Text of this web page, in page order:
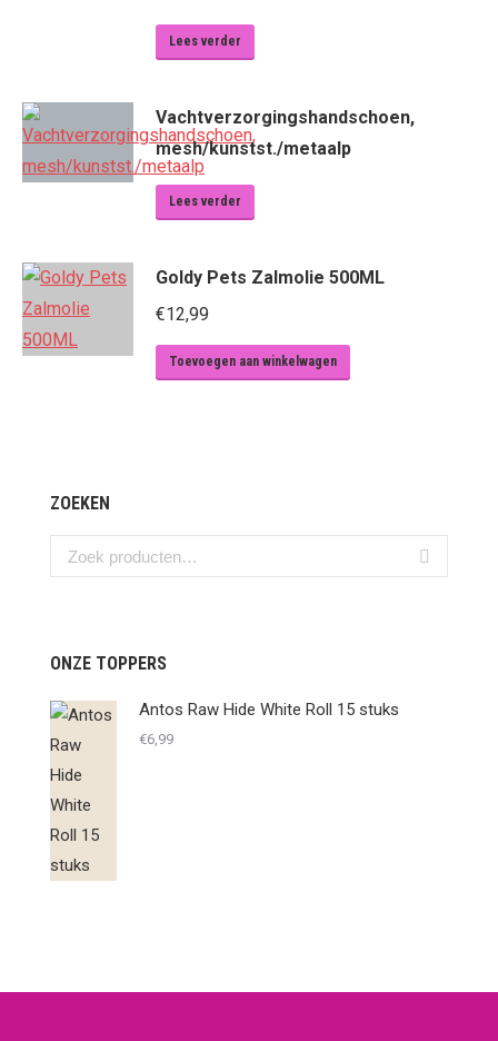
Lees verder
Vachtverzorgingshandschoen,
mesh/kunstst./metaalp
Lees verder
Goldy Pets Zalmolie 500ML
€12,99
Toevoegen aan winkelwagen
ZOEKEN
ONZE TOPPERS
Antos Raw Hide White Roll 15 stuks
€6,99